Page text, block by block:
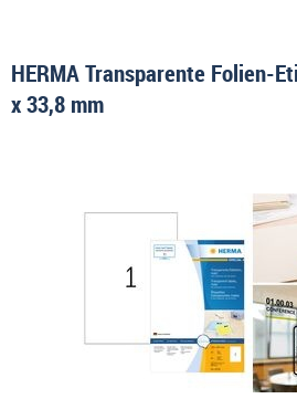
HERMA Transparente Folien-
x 33,8 mm